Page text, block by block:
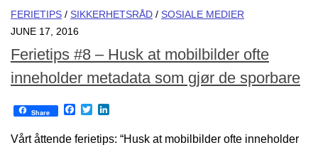
FERIETIPS / SIKKERHETSRÅD / SOSIALE MEDIER
JUNE 17, 2016
Ferietips #8 – Husk at mobilbilder ofte
inneholder metadata som gjør de sporbare
Share Facebook
Twitter
Vårt åttende ferietips: “Husk at mobilbilder ofte inneholder